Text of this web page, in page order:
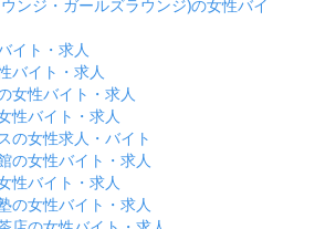
ンジ・ガールズラウンジ)の女性バイ
イト・求人
バイト・求人
女性バイト・求人
性バイト・求人
の女性求人・バイト
の女性バイト・求人
性バイト・求人
の女性バイト・求人